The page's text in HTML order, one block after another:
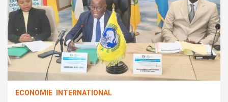
ECONOMIE INTERNATIONAL